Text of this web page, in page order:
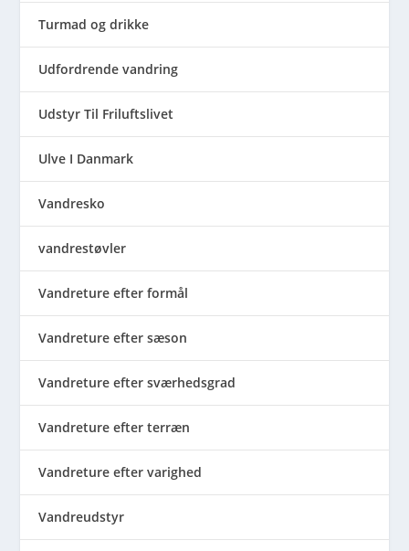
Turmad og drikke
Udfordrende vandring
Udstyr Til Friluftslivet
Ulve I Danmark
Vandresko
vandrestøvler
Vandreture efter formål
Vandreture efter sæson
Vandreture efter sværhedsgrad
Vandreture efter terræn
Vandreture efter varighed
Vandreudstyr